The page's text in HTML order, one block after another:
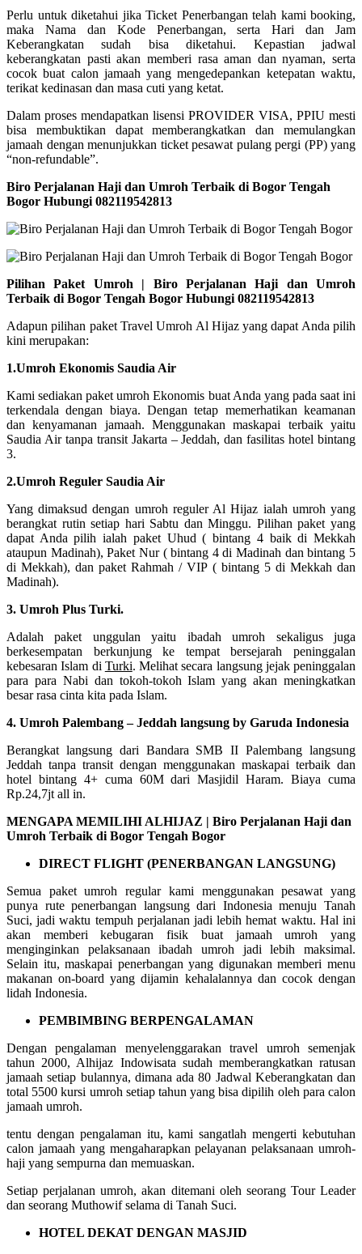
Perlu untuk diketahui jika Ticket Penerbangan telah kami booking,
maka Nama dan Kode Penerbangan, serta Hari dan Jam
Keberangkatan sudah bisa diketahui. Kepastian jadwal
keberangkatan pasti akan memberi rasa aman dan nyaman, serta
cocok buat calon jamaah yang mengedepankan ketepatan waktu,
terikat kedinasan dan masa cuti yang ketat.
Dalam proses mendapatkan lisensi PROVIDER VISA, PPIU mesti
bisa membuktikan dapat memberangkatkan dan memulangkan
jamaah dengan menunjukkan ticket pesawat pulang pergi (PP) yang
“non-refundable”.
Biro Perjalanan Haji dan Umroh Terbaik di Bogor Tengah
Bogor Hubungi 082119542813
Pilihan Paket Umroh | Biro Perjalanan Haji dan Umroh
Terbaik di Bogor Tengah Bogor Hubungi 082119542813
Adapun pilihan paket Travel Umroh Al Hijaz yang dapat Anda pilih
kini merupakan:
1.Umroh Ekonomis Saudia Air
Kami sediakan paket umroh Ekonomis buat Anda yang pada saat ini
terkendala dengan biaya. Dengan tetap memerhatikan keamanan
dan kenyamanan jamaah. Menggunakan maskapai terbaik yaitu
Saudia Air tanpa transit Jakarta – Jeddah, dan fasilitas hotel bintang
3.
2.Umroh Reguler Saudia Air
Yang dimaksud dengan umroh reguler Al Hijaz ialah umroh yang
berangkat rutin setiap hari Sabtu dan Minggu. Pilihan paket yang
dapat Anda pilih ialah paket Uhud ( bintang 4 baik di Mekkah
ataupun Madinah), Paket Nur ( bintang 4 di Madinah dan bintang 5
di Mekkah), dan paket Rahmah / VIP ( bintang 5 di Mekkah dan
Madinah).
3. Umroh Plus Turki.
Adalah paket unggulan yaitu ibadah umroh sekaligus juga
berkesempatan berkunjung ke tempat bersejarah peninggalan
kebesaran Islam di Turki. Melihat secara langsung jejak peninggalan
para para Nabi dan tokoh-tokoh Islam yang akan meningkatkan
besar rasa cinta kita pada Islam.
4. Umroh Palembang – Jeddah langsung by Garuda Indonesia
Berangkat langsung dari Bandara SMB II Palembang langsung
Jeddah tanpa transit dengan menggunakan maskapai terbaik dan
hotel bintang 4+ cuma 60M dari Masjidil Haram. Biaya cuma
Rp.24,7jt all in.
MENGAPA MEMILIHI ALHIJAZ | Biro Perjalanan Haji dan
Umroh Terbaik di Bogor Tengah Bogor
DIRECT FLIGHT (PENERBANGAN LANGSUNG)
Semua paket umroh regular kami menggunakan pesawat yang
punya rute penerbangan langsung dari Indonesia menuju Tanah
Suci, jadi waktu tempuh perjalanan jadi lebih hemat waktu. Hal ini
akan memberi kebugaran fisik buat jamaah umroh yang
menginginkan pelaksanaan ibadah umroh jadi lebih maksimal.
Selain itu, maskapai penerbangan yang digunakan memberi menu
makanan on-board yang dijamin kehalalannya dan cocok dengan
lidah Indonesia.
PEMBIMBING BERPENGALAMAN
Dengan pengalaman menyelenggarakan travel umroh semenjak
tahun 2000, Alhijaz Indowisata sudah memberangkatkan ratusan
jamaah setiap bulannya, dimana ada 80 Jadwal Keberangkatan dan
total 5500 kursi umroh setiap tahun yang bisa dipilih oleh para calon
jamaah umroh.
tentu dengan pengalaman itu, kami sangatlah mengerti kebutuhan
calon jamaah yang mengaharapkan pelayanan pelaksanaan umroh-
haji yang sempurna dan memuaskan.
Setiap perjalanan umroh, akan ditemani oleh seorang Tour Leader
dan seorang Muthowif selama di Tanah Suci.
HOTEL DEKAT DENGAN MASJID